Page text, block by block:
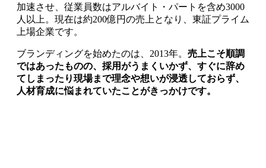
加速させ、従業員数はアルバイト・パートを含め3000
人以上。現在は約200億円の売上となり、東証プライム
上場企業です。
ブランディングを始めたのは、2013年。 売上こそ順調
ではあったものの、採用がうまくいかず、すぐに辞め
てしまったり現場まで理念や想いが浸透しておらず、
人材育成に悩まれていたことがきっかけです。